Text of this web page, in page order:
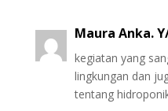
Maura Anka.
kegiatan yang
lingkungan dan
tentang